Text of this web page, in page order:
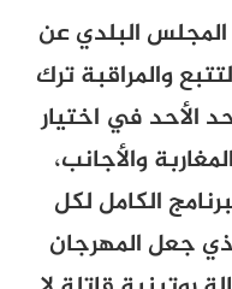
البلدي عن
والمراقبة ترك
الأحد في اختيار
والأجانب،
الكامل لكل
جعل المهرجان